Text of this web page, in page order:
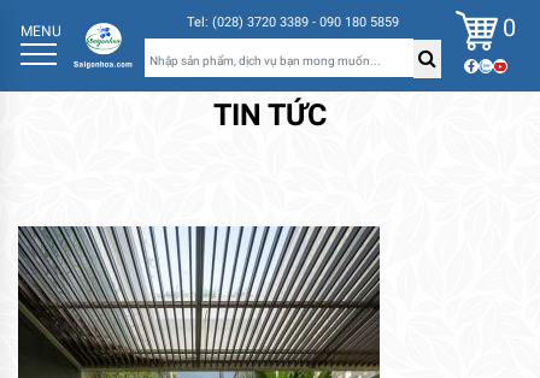
MENU Tel: (028) 3720 3389 - 090 180 5859 0
TIN TỨC